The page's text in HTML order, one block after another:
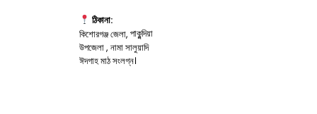
ঠিকানা:
কিশোরগঞ্জ জেলা, পাকুন্দিয়া
উপজেলা , নামা সালুয়াদি
ঈদগাহ মাঠ সংলগ্ন।